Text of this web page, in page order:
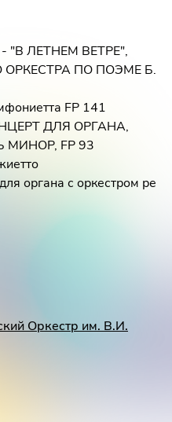
"В ЛЕТНЕМ ВЕТРЕ",
ПО ПОЭМЕ Б.
FP 141
ДЛЯ ОРГАНА,
FP 93
органа с оркестром ре
Оркестр им. В.И.